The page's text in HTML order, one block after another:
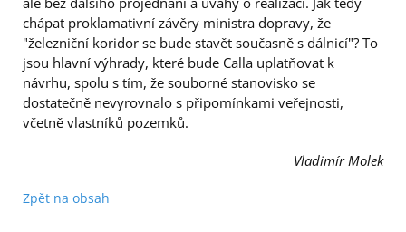
chápat proklamativní závěry ministra dopravy, že
"železniční koridor se bude stavět současně s dálnicí"? To
jsou hlavní výhrady, které bude Calla uplatňovat k
návrhu, spolu s tím, že souborné stanovisko se
dostatečně nevyrovnalo s připomínkami veřejnosti,
včetně vlastníků pozemků.
Vladimír Molek
Zpět na obsah